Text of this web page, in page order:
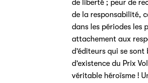
de liberté ; peur de
de la responsabilité,
dans les périodes les
attachement aux
d’éditeurs qui se
d’existence du Prix
véritable héroïsme !